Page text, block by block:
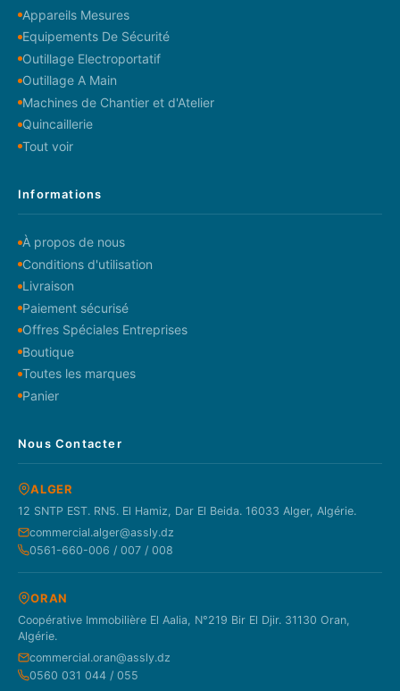
Appareils Mesures
Equipements De Sécurité
Outillage Electroportatif
Outillage A Main
Machines de Chantier et d'Atelier
Quincaillerie
Tout voir
Informations
À propos de nous
Conditions d'utilisation
Livraison
Paiement sécurisé
Offres Spéciales Entreprises
Boutique
Toutes les marques
Panier
Nous Contacter
ALGER
12 SNTP EST. RN5. El Hamiz, Dar El Beida. 16033 Alger, Algérie.
commercial.alger@assly.dz
0561-660-006 / 007 / 008
ORAN
Coopérative Immobilière El Aalia, N°219 Bir El Djir. 31130 Oran,
Algérie.
commercial.oran@assly.dz
0560 031 044 / 055